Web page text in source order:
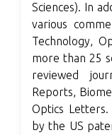
Sciences). In
various
Technology,
more than 25
reviewed
Reports,
Optics Letters.
by the US